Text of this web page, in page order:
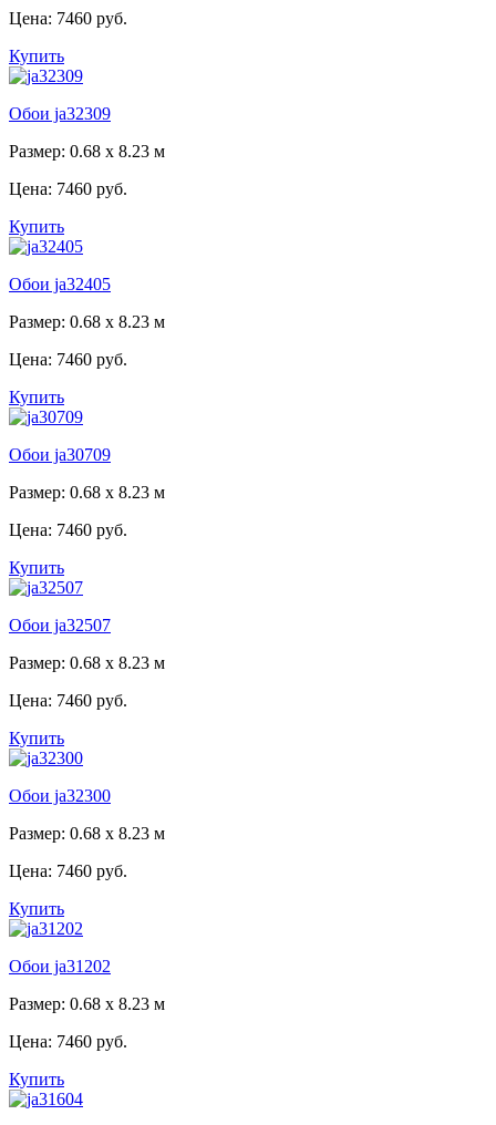
Цена: 7460 руб.
Купить
Обои ja32309
Размер: 0.68 x 8.23 м
Цена: 7460 руб.
Купить
Обои ja32405
Размер: 0.68 x 8.23 м
Цена: 7460 руб.
Купить
Обои ja30709
Размер: 0.68 x 8.23 м
Цена: 7460 руб.
Купить
Обои ja32507
Размер: 0.68 x 8.23 м
Цена: 7460 руб.
Купить
Обои ja32300
Размер: 0.68 x 8.23 м
Цена: 7460 руб.
Купить
Обои ja31202
Размер: 0.68 x 8.23 м
Цена: 7460 руб.
Купить